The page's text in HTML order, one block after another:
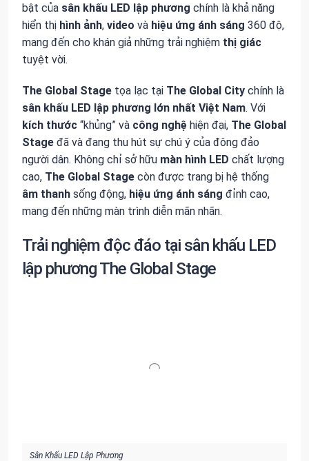
bật của sân khấu LED lập phương chính là khả năng
hiển thị hình ảnh, video và hiệu ứng ánh sáng 360 độ,
mang đến cho khán giả những trải nghiệm thị giác
tuyệt vời.
The Global Stage tọa lạc tại The Global City chính là
sân khấu LED lập phương lớn nhất Việt Nam. Với
kích thước “khủng” và công nghệ hiện đại, The Global
Stage đã và đang thu hút sự chú ý của đông đảo
người dân. Không chỉ sở hữu màn hình LED chất lượng
cao, The Global Stage còn được trang bị hệ thống
âm thanh sống động, hiệu ứng ánh sáng đỉnh cao,
mang đến những màn trình diễn mãn nhãn.
Trải nghiệm độc đáo tại sân khấu LED
lập phương The Global Stage
Sân Khấu LED Lập Phương